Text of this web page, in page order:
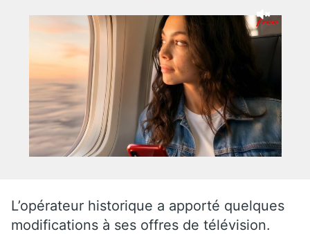
L’opérateur historique a apporté quelques
modifications à ses offres de télévision.